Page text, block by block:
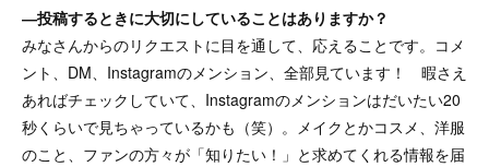
―投稿するときに大切にしていることはありますか？
みなさんからのリクエストに目を通して、応えることです。コメ
ント、DM、Instagramのメンション、全部見ています！ 暇さえ
あればチェックしていて、Instagramのメンションはだいたい20
秒くらいで見ちゃっているかも（笑）。メイクとかコスメ、洋服
のこと、ファンの方々が「知りたい！」と求めてくれる情報を届